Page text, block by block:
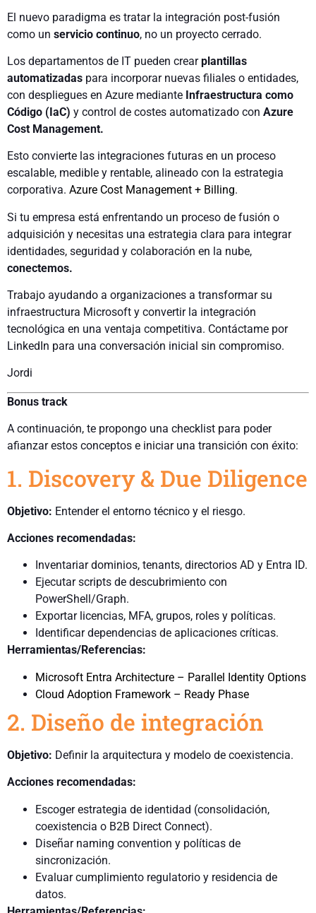
El nuevo paradigma es tratar la integración post-fusión
como un servicio continuo, no un proyecto cerrado.
Los departamentos de IT pueden crearplantillas
automatizadas para incorporar nuevas filiales o entidades,
con despliegues en Azure mediante Infraestructura como
Código (IaC) y control de costes automatizado con Azure
Cost Management.
Esto convierte las integraciones futuras en un proceso
escalable, medible y rentable, alineado con la estrategia
corporativa. Azure Cost Management + Billing.
Si tu empresa está enfrentando un proceso de fusión o
adquisición y necesitas una estrategia clara para integrar
identidades, seguridad y colaboración en la nube,
conectemos.
Trabajo ayudando a organizaciones a transformar su
infraestructura Microsoft y convertir la integración
tecnológica en una ventaja competitiva. Contáctame por
LinkedIn para una conversación inicial sin compromiso.
Jordi
Bonus track
A continuación, te propongo una checklist para poder
afianzar estos conceptos e iniciar una transición con éxito:
1. Discovery & Due Diligence
Objetivo: Entender el entorno técnico y el riesgo.
Acciones recomendadas:
Inventariar dominios, tenants, directorios AD y Entra ID.
Ejecutar scripts de descubrimiento con
PowerShell/Graph.
Exportar licencias, MFA, grupos, roles y políticas.
Identificar dependencias de aplicaciones críticas.
Herramientas/Referencias:
Microsoft Entra Architecture – Parallel Identity Options
Cloud Adoption Framework – Ready Phase
2. Diseño de integración
Objetivo: Definir la arquitectura y modelo de coexistencia.
Acciones recomendadas:
Escoger estrategia de identidad (consolidación,
coexistencia o B2B Direct Connect).
Diseñar naming convention y políticas de
sincronización.
Evaluar cumplimiento regulatorio y residencia de
datos.